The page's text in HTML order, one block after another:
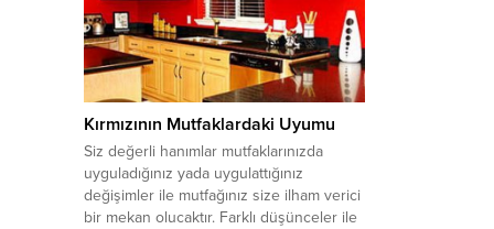
Kırmızının Mutfaklardaki Uyumu
Siz değerli hanımlar mutfaklarınızda
uyguladığınız yada uygulattığınız
değişimler ile mutfağınız size ilham verici
bir mekan olucaktır. Farklı düşünceler ile